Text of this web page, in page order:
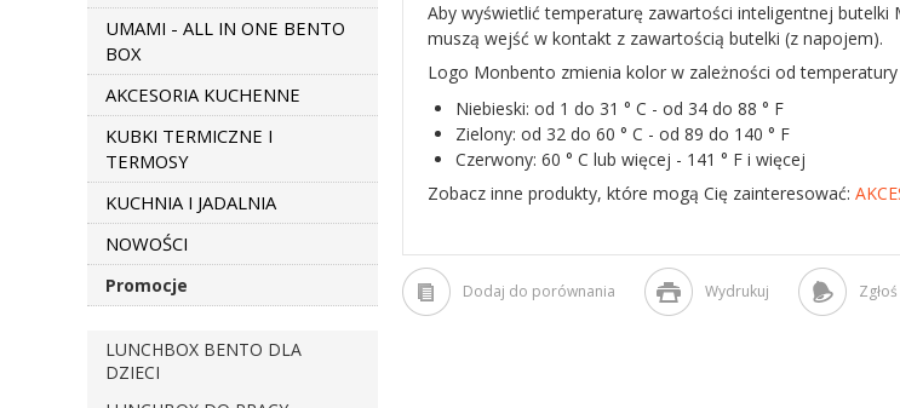
UMAMI - ALL IN ONE BENTO
BOX
AKCESORIA KUCHENNE
KUBKI TERMICZNE I
TERMOSY
KUCHNIA I JADALNIA
NOWOŚCI
Promocje
LUNCHBOX BENTO DLA
DZIECI
Aby wyświetlić temperaturę zawartości inteligentnej butelki
muszą wejść w kontakt z zawartością butelki (z napojem).
Logo Monbento zmienia kolor w zależności od
Niebieski: od 1 do 31 ° C - od 34 do 88 ° F
Zielony: od 32 do 60 ° C - od 89 do 140 ° F
Czerwony: 60 ° C lub więcej - 141 ° F i więcej
Zobacz inne produkty, które mogą Cię zainteresować:
Dodaj do porównania Wydrukuj